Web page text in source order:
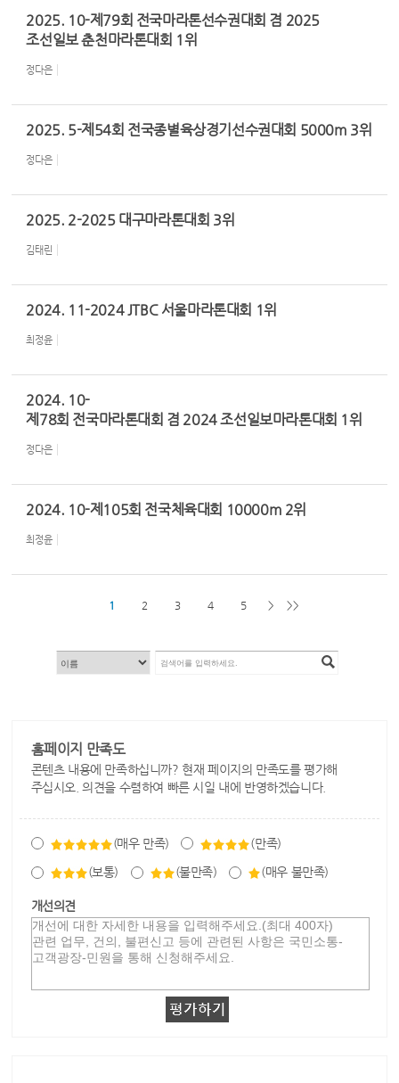
2025. 10-제79회 전국마라톤선수권대회 겸 2025
조선일보 춘천마라톤대회 1위
정다은
2025. 5-제54회 전국종별육상경기선수권대회 5000m 3위
정다은
2025. 2-2025 대구마라톤대회 3위
김태린
2024. 11-2024 JTBC 서울마라톤대회 1위
최정윤
2024. 10-
제78회 전국마라톤대회 겸 2024 조선일보마라톤대회 1위
정다은
2024. 10-제105회 전국체육대회 10000m 2위
최정윤
1 2 3 4 5 > >>
홈페이지 만족도
콘텐츠 내용에 만족하십니까? 현재 페이지의 만족도를 평가해
주십시오. 의견을 수렴하여 빠른 시일 내에 반영하겠습니다.
(매우 만족) (만족)
(보통) (불만족) (매우 불만족)
개선의견